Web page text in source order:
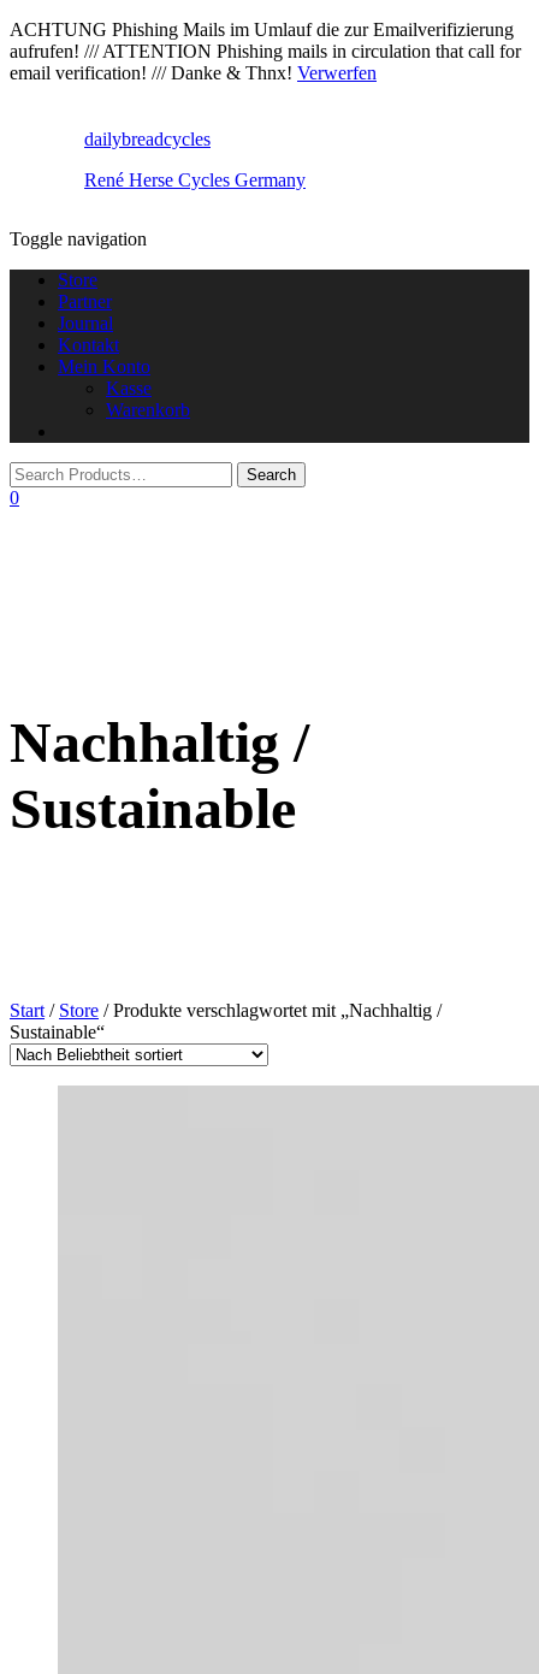
ACHTUNG Phishing Mails im Umlauf die zur Emailverifizierung
aufrufen! /// ATTENTION Phishing mails in circulation that call for
email verification! /// Danke & Thnx! Verwerfen
dailybreadcycles
René Herse Cycles Germany
Toggle navigation
Store
Partner
Journal
Kontakt
Mein Konto
Kasse
Warenkorb
0
Nachhaltig /
Sustainable
Start / Store / Produkte verschlagwortet mit „Nachhaltig /
Sustainable“